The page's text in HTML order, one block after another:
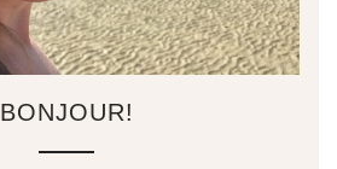
BONJOUR!